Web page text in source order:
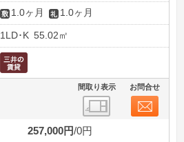
1.0ヶ月 1.0ヶ月
1LD･K 55.02㎡
間取り表示 お問合せ
257,000円 0円